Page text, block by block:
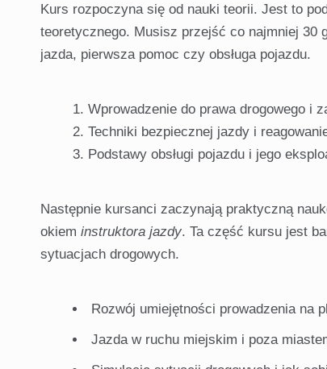
Kurs rozpoczyna się od nauki teorii. Jest to
teoretycznego. Musisz przejść co najmniej 30
jazda, pierwsza pomoc czy obsługa pojazdu.
Wprowadzenie do prawa drogowego i
Techniki bezpiecznej jazdy i
Podstawy obsługi pojazdu i jego
Następnie kursanci zaczynają praktyczną
okiem instruktora jazdy. Ta część kursu jest
sytuacjach drogowych.
Rozwój umiejętności prowadzenia na
Jazda w ruchu miejskim i poza